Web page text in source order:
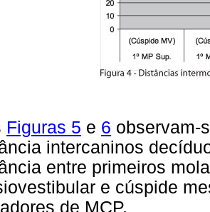
Figuras 5 e 6 observam-
intercaninos
entre primeiros
e cúspide
de MCP.